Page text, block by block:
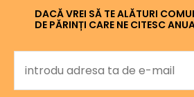
DACĂ VREI SĂ TE ALĂTURI
DE PĂRINȚI CARE NE CITESC